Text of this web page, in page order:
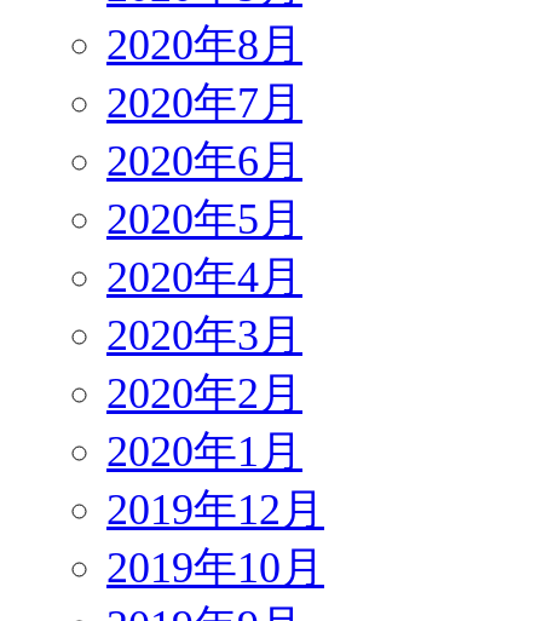
2020年8月
2020年7月
2020年6月
2020年5月
2020年4月
2020年3月
2020年2月
2020年1月
2019年12月
2019年10月